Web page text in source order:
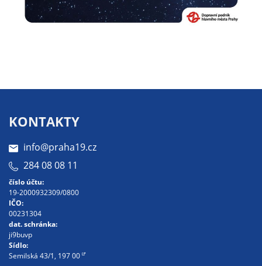
KONTAKTY
info@praha19.cz
284 08 08 11
číslo účtu:
19-2000932309/0800
IČO:
00231304
dat. schránka:
ji9buvp
Sídlo:
Semilská 43/1, 197 00
opatření.
soubory cookie a